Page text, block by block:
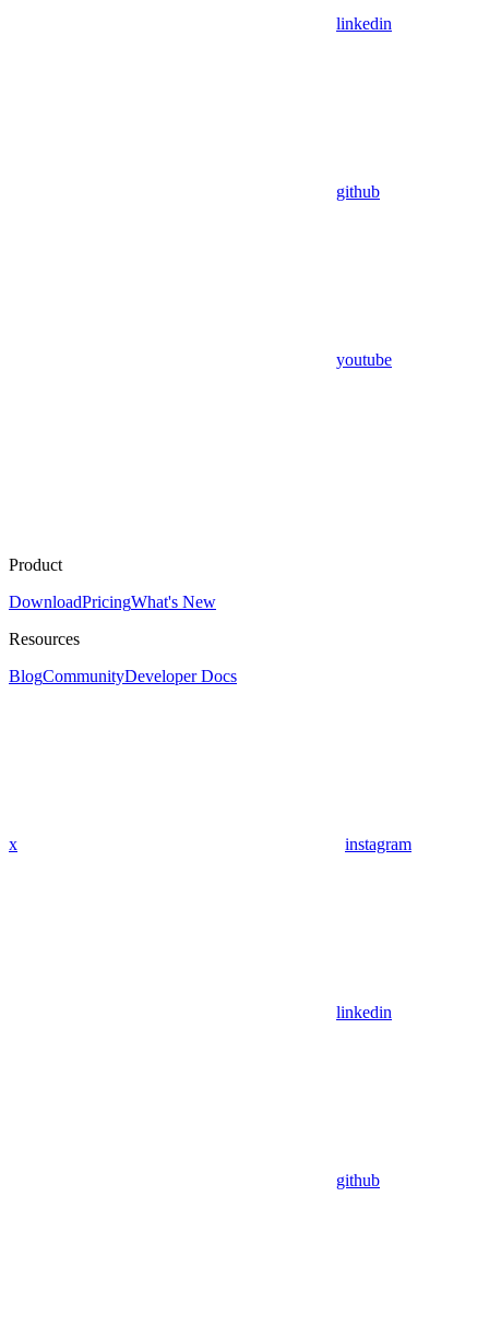
linkedin
github
youtube
Product
DownloadPricingWhat's New
Resources
BlogCommunityDeveloper Docs
x instagram
linkedin
github